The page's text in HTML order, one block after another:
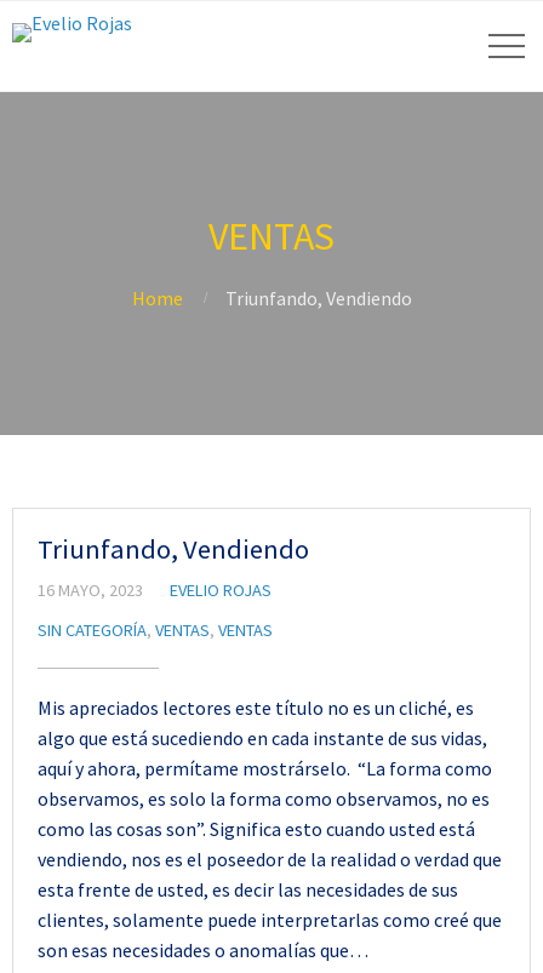
VENTAS
Home Triunfando, Vendiendo
Triunfando, Vendiendo
16 MAYO, 2023
EVELIO ROJAS
SIN CATEGORÍA, VENTAS, VENTAS
Mis apreciados lectores este título no es un cliché, es
algo que está sucediendo en cada instante de sus vidas,
aquí y ahora, permítame mostrárselo. “La forma como
observamos, es solo la forma como observamos, no es
como las cosas son”. Significa esto cuando usted está
vendiendo, nos es el poseedor de la realidad o verdad que
esta frente de usted, es decir las necesidades de sus
clientes, solamente puede interpretarlas como creé que
son esas necesidades o anomalías que…